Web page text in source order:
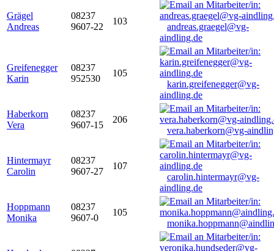
Grägel
Andreas
08237
9607-22
103
andreas.graegel@vg-
aindling.de
Greifenegger
Karin
08237
952530
105
karin.greifenegger@vg-
aindling.de
Haberkorn
Vera
08237
9607-15
206
vera.haberkorn@vg-
Hintermayr
Carolin
08237
9607-27
107
carolin.hintermayr@vg-
aindling.de
Hoppmann
Monika
08237
9607-0
105